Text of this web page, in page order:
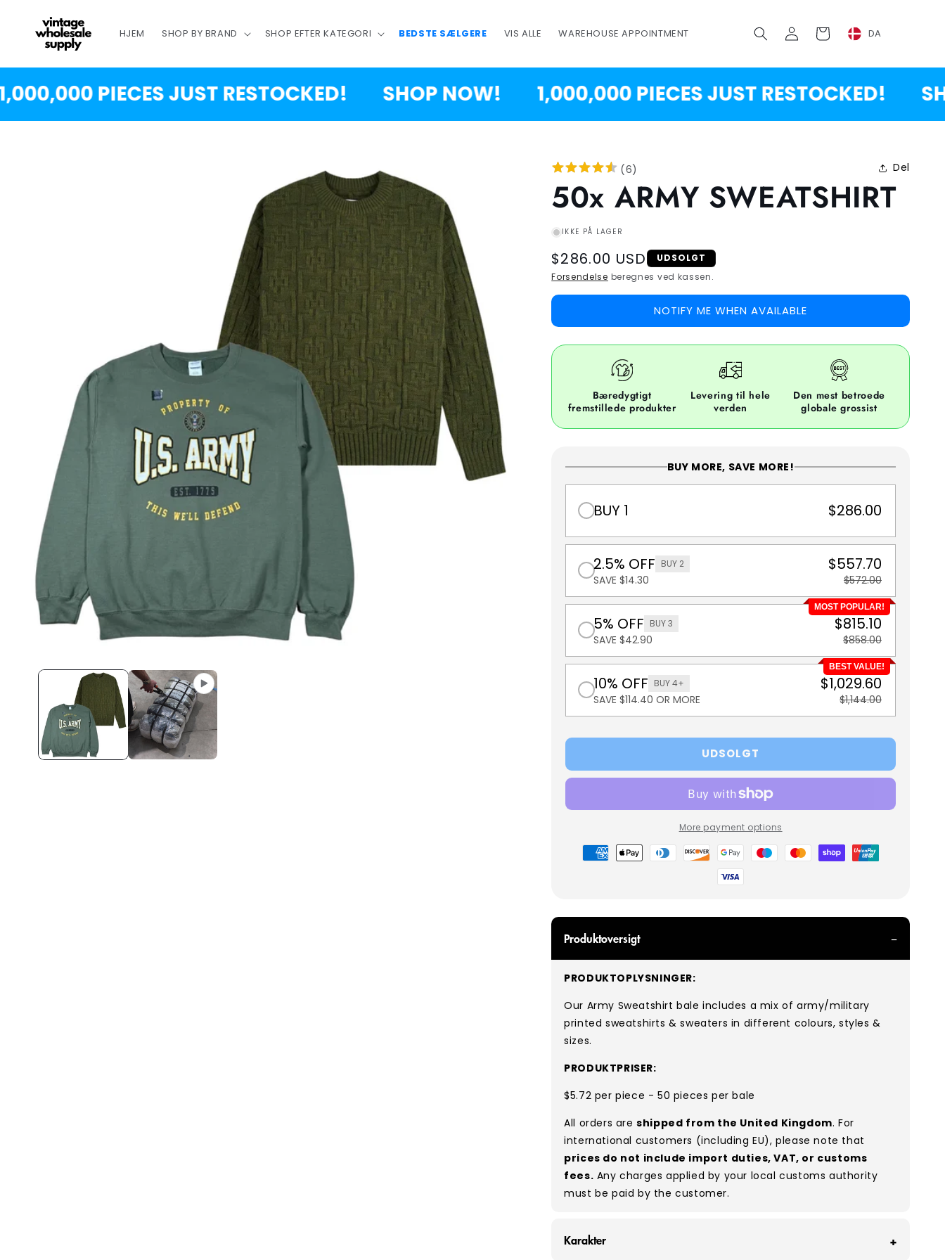
INDHOLD
HJEM SHOP BY BRAND SHOP EFTER KATEGORI BEDSTE SÆLGERE VIS ALLE WAREHOUSE APPOINTMENT
Log
ind
Vogn DA
PIECES JUST RESTOCKED! SHOP NOW! 1,000,000 PIECES JUST RESTOCKED! SHOP
(6) Del
50x ARMY SWEATSHIRT
IKKE PÅ LAGER
Regular
price
$286.00 USD
UDSOLGT
Forsendelse beregnes ved kassen.
NOTIFY ME WHEN AVAILABLE
Bæredygtigt
fremstillede produkter
Levering til hele
verden
Den mest betroede
globale grossist
BUY MORE, SAVE MORE!
BUY 1 $286.00
2.5% OFF BUY 2
SAVE $14.30
$557.70
$572.00
MOST POPULAR!
5% OFF BUY 3
SAVE $42.90
$815.10
$858.00
BEST VALUE!
10% OFF BUY 4+
SAVE $114.40 OR MORE
$1,029.60
$1,144.00
UDSOLGT
More payment options
Betalingsmetoder
Produktoversigt
PRODUKTOPLYSNINGER:
Our Army Sweatshirt bale includes a mix of army/military
printed sweatshirts & sweaters in different colours, styles &
sizes.
PRODUKTPRISER:
$5.72 per piece - 50 pieces per bale
All orders areshipped from the United Kingdom. For
international customers (including EU), please note that
prices do not include import duties, VAT, or customs
fees. Any charges applied by your local customs authority
must be paid by the customer.
Karakter